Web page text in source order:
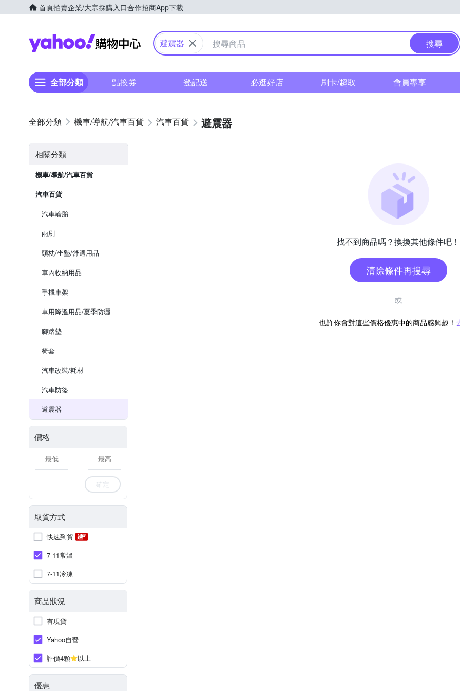
首頁拍賣企業/大宗採購入口合作招商App下載
Yahoo購物中心
避震器 搜尋
全部分類 點換券 登記送 必逛好店 刷卡/超取 會員專享
機車/導航/汽車百貨 汽車百貨 避震器
相關分類
機車/導航/汽車百貨
汽車百貨
汽車輪胎
雨刷
頭枕/坐墊/舒適用品
車內收納用品
手機車架
車用降溫用品/夏季防曬
腳踏墊
椅套
汽車改裝/耗材
汽車防盜
避震器
價格
-
確定
取貨方式
快速到貨
7-11常溫
7-11冷凍
商品狀況
有現貨
Yahoo自營
評價4顆
以上
優惠
找不到商品嗎？換換其他條件吧！
清除條件再搜尋
或
也許你會對這些價格優惠中的商品感興趣！